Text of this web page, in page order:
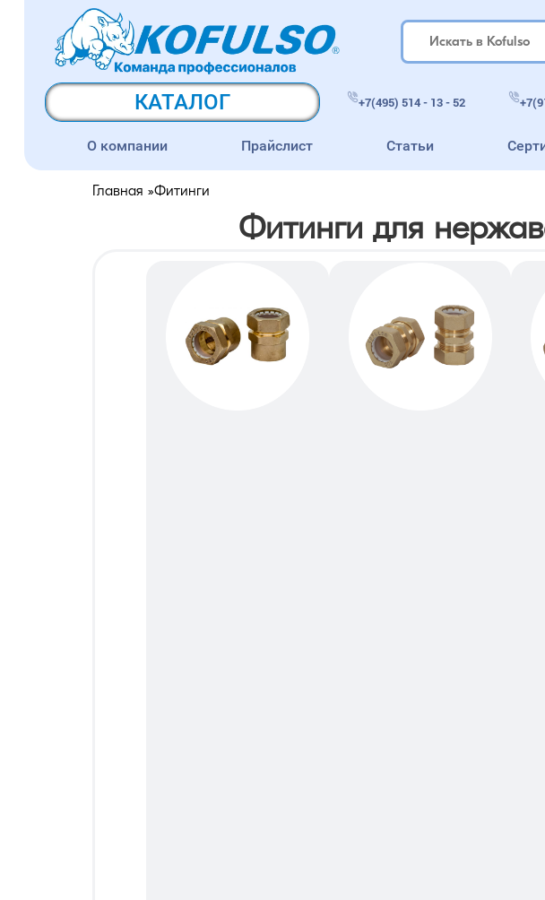
КАТАЛОГ +7(495) 514 - 13 - 52
О компании Прайслист Статьи
Главная »Фитинги
Фитинги для